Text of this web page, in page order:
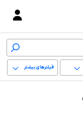
فیلترهای بیشتر